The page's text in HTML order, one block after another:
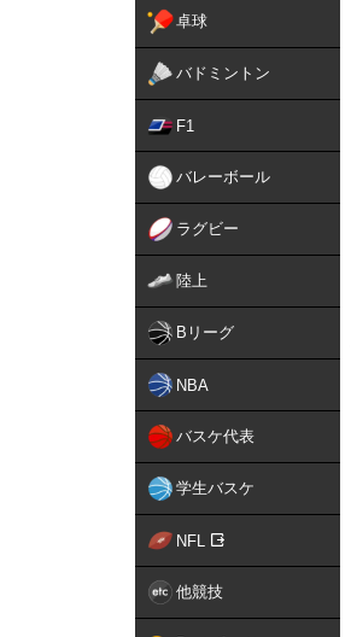
卓球
バドミントン
F1
バレーボール
ラグビー
陸上
Bリーグ
NBA
バスケ代表
学生バスケ
NFL
他競技